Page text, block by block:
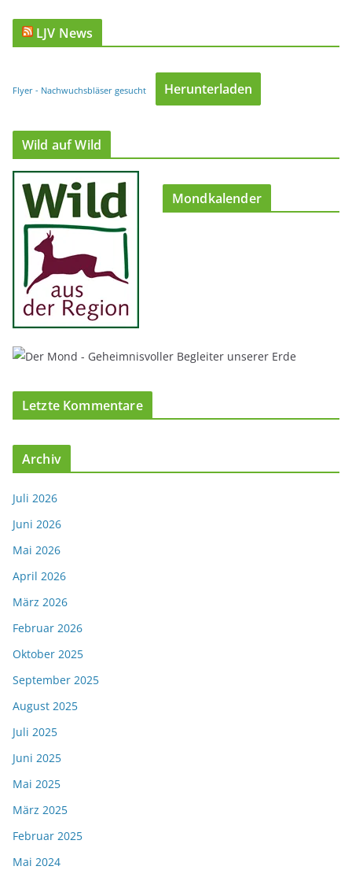
LJV News
Flyer - Nachwuchsbläser gesucht Herunterladen
Wild auf Wild
Mondkalender
Letzte Kommentare
Archiv
Juli 2026
Juni 2026
Mai 2026
April 2026
März 2026
Februar 2026
Oktober 2025
September 2025
August 2025
Juli 2025
Juni 2025
Mai 2025
März 2025
Februar 2025
Mai 2024